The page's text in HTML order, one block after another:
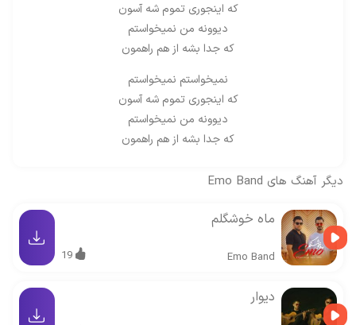
که اینجوری تموم شه آسون
دیوونه من نمیخواستم
که جدا بشه از هم راهمون
نمیخواستم نمیخواستم
که اینجوری تموم شه آسون
دیوونه من نمیخواستم
که جدا بشه از هم راهمون
دیگر آهنگ های Emo Band
ماه خوشگلم
Emo Band
19
دیوار